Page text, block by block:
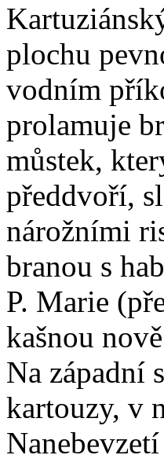
plochu
vodním
prolamuje
můstek,
předdvoří,
nárožními
branou s
P. Marie
kašnou
Na západní
kartouzy, v